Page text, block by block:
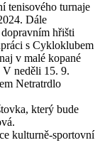
tenisového turnaje
Dále
hřišti
s Cykloklubem
v malé kopané
V neděli 15. 9.
Netratrdlo
který bude
kulturně-sportovní